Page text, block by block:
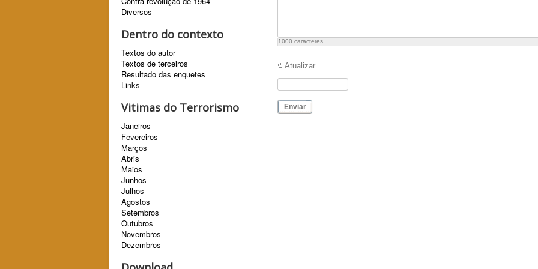
Diversos
Dentro do contexto
Textos do autor
Textos de terceiros
Resultado das enquetes
Links
Vitimas do Terrorismo
Janeiros
Fevereiros
Marços
Abris
Maios
Junhos
Julhos
Agostos
Setembros
Outubros
Novembros
Dezembros
1000 caracteres
Atualizar
Enviar